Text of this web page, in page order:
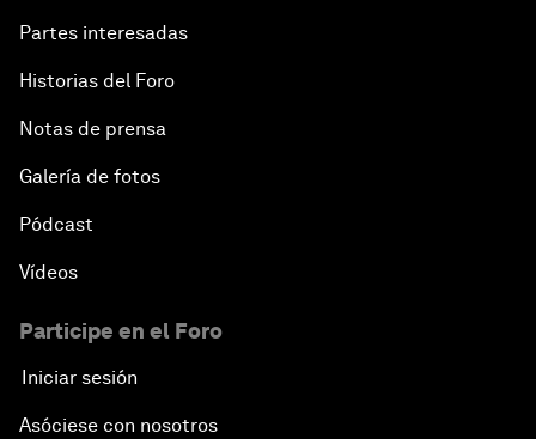
Partes interesadas
Historias del Foro
Notas de prensa
Galería de fotos
Pódcast
Vídeos
Participe en el Foro
Iniciar sesión
Asóciese con nosotros